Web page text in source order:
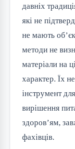
давніх
які не
не мають
методи не
матеріали на
характер. Їх
інструмент
вирішення
здоров’ям,
фахівців.